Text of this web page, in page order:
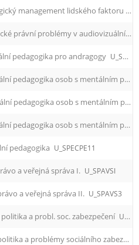
U_STMALIFA Strategický management lidského faktoru
U_SPPVAMK Specifické právní problémy v audiovizuální mediální komunikaci
pedagogika pro andragogy U_SPPEPRAN
U_SPOSMP_S Speciální pedagogika osob s mentálním postižením - Somatopedie
U_SPOSMP_P Speciální pedagogika osob s mentálním postižením - Psychopedie
U_SPOSMP_E Speciální pedagogika osob s mentálním postižením - Etopedie
pedagogika U_SPECPE11
a veřejná správa I. U_SPAVSI
a veřejná správa II. U_SPAVS3
politika a probl. soc. zabezpečení U_SPAPSZ1
U_SPAPSZ Sociální politika a problémy sociálního zabezpečení